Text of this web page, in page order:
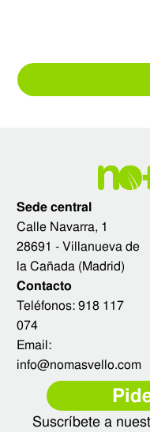
Sede central
Calle Navarra, 1
28691 - Villanueva de
la Cañada (Madrid)
Contacto
Teléfonos:918 117
074
Email:
info@nomasvello.com
Suscríbete a